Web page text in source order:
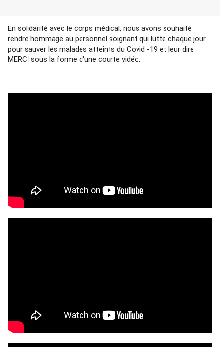
En solidarité avec le corps médical, nous avons souhaité
rendre hommage au personnel soignant qui lutte chaque jour
pour sauver les malades atteints du Covid -19 et leur dire
MERCI sous la forme d'une courte vidéo.